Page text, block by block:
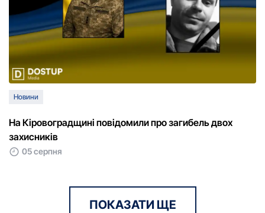
Новини
На Кіровоградщині повідомили про загибель двох
захисників
05 серпня
ПОКАЗАТИ ЩЕ